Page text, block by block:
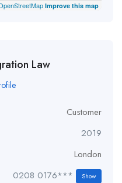
Improve this map
Law
Customer
2019
London
0208 0176*** Show